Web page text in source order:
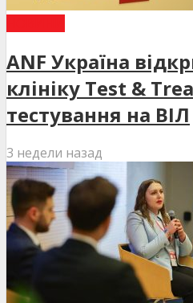
ANF Україна
клініку Test &
тестування на ВІЛ
3 недели назад